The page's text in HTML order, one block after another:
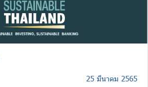
25 มีนาคม 2565